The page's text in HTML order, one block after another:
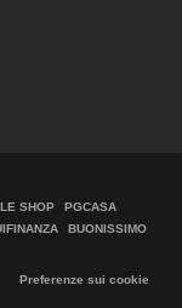
SHOP
PGCASA
BUONISSIMO
Preferenze sui cookie